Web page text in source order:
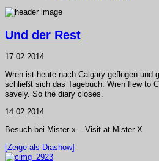
Und der Rest
17.02.2014
Wren ist heute nach Calgary geflogen und
schließt sich das Tagebuch. Wren flew to
savely. So the diary closes.
14.02.2014
Besuch bei Mister x – Visit at Mister X
[Zeige als Diashow]